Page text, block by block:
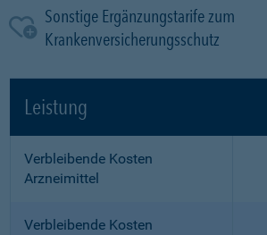
Sonstige Ergänzungstarife zum
Krankenversicherungsschutz
Leistung
Verbleibende Kosten
Arzneimittel
Verbleibende Kosten